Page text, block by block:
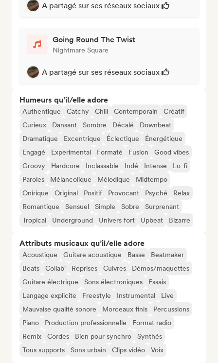
A partagé sur ses réseaux sociaux
Going Round The Twist
Nightmare Square
A partagé sur ses réseaux sociaux
Humeurs qu’il/elle adore
Authentique Catchy Chill Contemporain
Créatif
Curieux
Dansant Sombre Décalé
Downbeat
Dramatique
Excentrique Éclectique
Énergétique
Engagé
Experimental Formaté Fusion
Good vibes
Groovy
Hardcore Inclassable Indé Intense
Lo-fi
Paroles
Mélancolique Mélodique
Midtempo
Onirique
Original Positif Provocant Psyché
Relax
Romantique
Sensuel Simple Sobre
Surprenant
Tropical
Underground Univers fort Upbeat Bizarre
Attributs musicaux qu’il/elle adore
Acoustique Guitare acoustique Basse
Beatmaker
Beats
Collab' Reprises Cuivres
Démos/maquettes
Guitare électrique
Sons électroniques
Essais
Langage explicite
Freestyle Instrumental
Live
Mauvaise qualité sonore
Morceaux finis
Percussions
Piano
Production professionnelle
Format radio
Remix
Cordes Bien pour synchro
Synthés
Tous supports
Sons urbain Clips vidéo Voix